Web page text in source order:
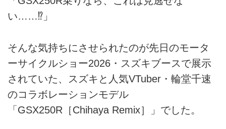
い……⁉︎」
そんな気持ちにさせられたのが先日のモータ
ーサイクルショー2026・スズキブースで展示
されていた、スズキと人気VTuber・輪堂千速
のコラボレーションモデル
「GSX250R［Chihaya Remix］」でした。